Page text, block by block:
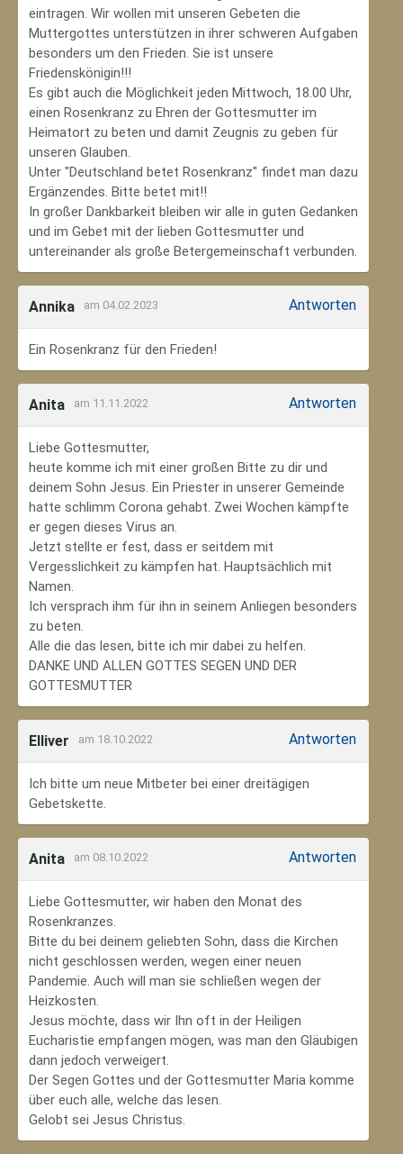
eintragen. Wir wollen mit unseren Gebeten die
Muttergottes unterstützen in ihrer schweren Aufgaben
besonders um den Frieden. Sie ist unsere
Friedenskönigin!!!
Es gibt auch die Möglichkeit jeden Mittwoch, 18.00 Uhr,
einen Rosenkranz zu Ehren der Gottesmutter im
Heimatort zu beten und damit Zeugnis zu geben für
unseren Glauben.
Unter "Deutschland betet Rosenkranz" findet man dazu
Ergänzendes. Bitte betet mit!!
In großer Dankbarkeit bleiben wir alle in guten Gedanken
und im Gebet mit der lieben Gottesmutter und
untereinander als große Betergemeinschaft verbunden.
Annika am 04.02.2023 Antworten
Ein Rosenkranz für den Frieden!
Anita am 11.11.2022 Antworten
Liebe Gottesmutter,
heute komme ich mit einer großen Bitte zu dir und
deinem Sohn Jesus. Ein Priester in unserer Gemeinde
hatte schlimm Corona gehabt. Zwei Wochen kämpfte
er gegen dieses Virus an.
Jetzt stellte er fest, dass er seitdem mit
Vergesslichkeit zu kämpfen hat. Hauptsächlich mit
Namen.
Ich versprach ihm für ihn in seinem Anliegen besonders
zu beten.
Alle die das lesen, bitte ich mir dabei zu helfen.
DANKE UND ALLEN GOTTES SEGEN UND DER
GOTTESMUTTER
Elliver am 18.10.2022 Antworten
Ich bitte um neue Mitbeter bei einer dreitägigen
Gebetskette.
Anita am 08.10.2022 Antworten
Liebe Gottesmutter, wir haben den Monat des
Rosenkranzes.
Bitte du bei deinem geliebten Sohn, dass die Kirchen
nicht geschlossen werden, wegen einer neuen
Pandemie. Auch will man sie schließen wegen der
Heizkosten.
Jesus möchte, dass wir Ihn oft in der Heiligen
Eucharistie empfangen mögen, was man den Gläubigen
dann jedoch verweigert.
Der Segen Gottes und der Gottesmutter Maria komme
über euch alle, welche das lesen.
Gelobt sei Jesus Christus.